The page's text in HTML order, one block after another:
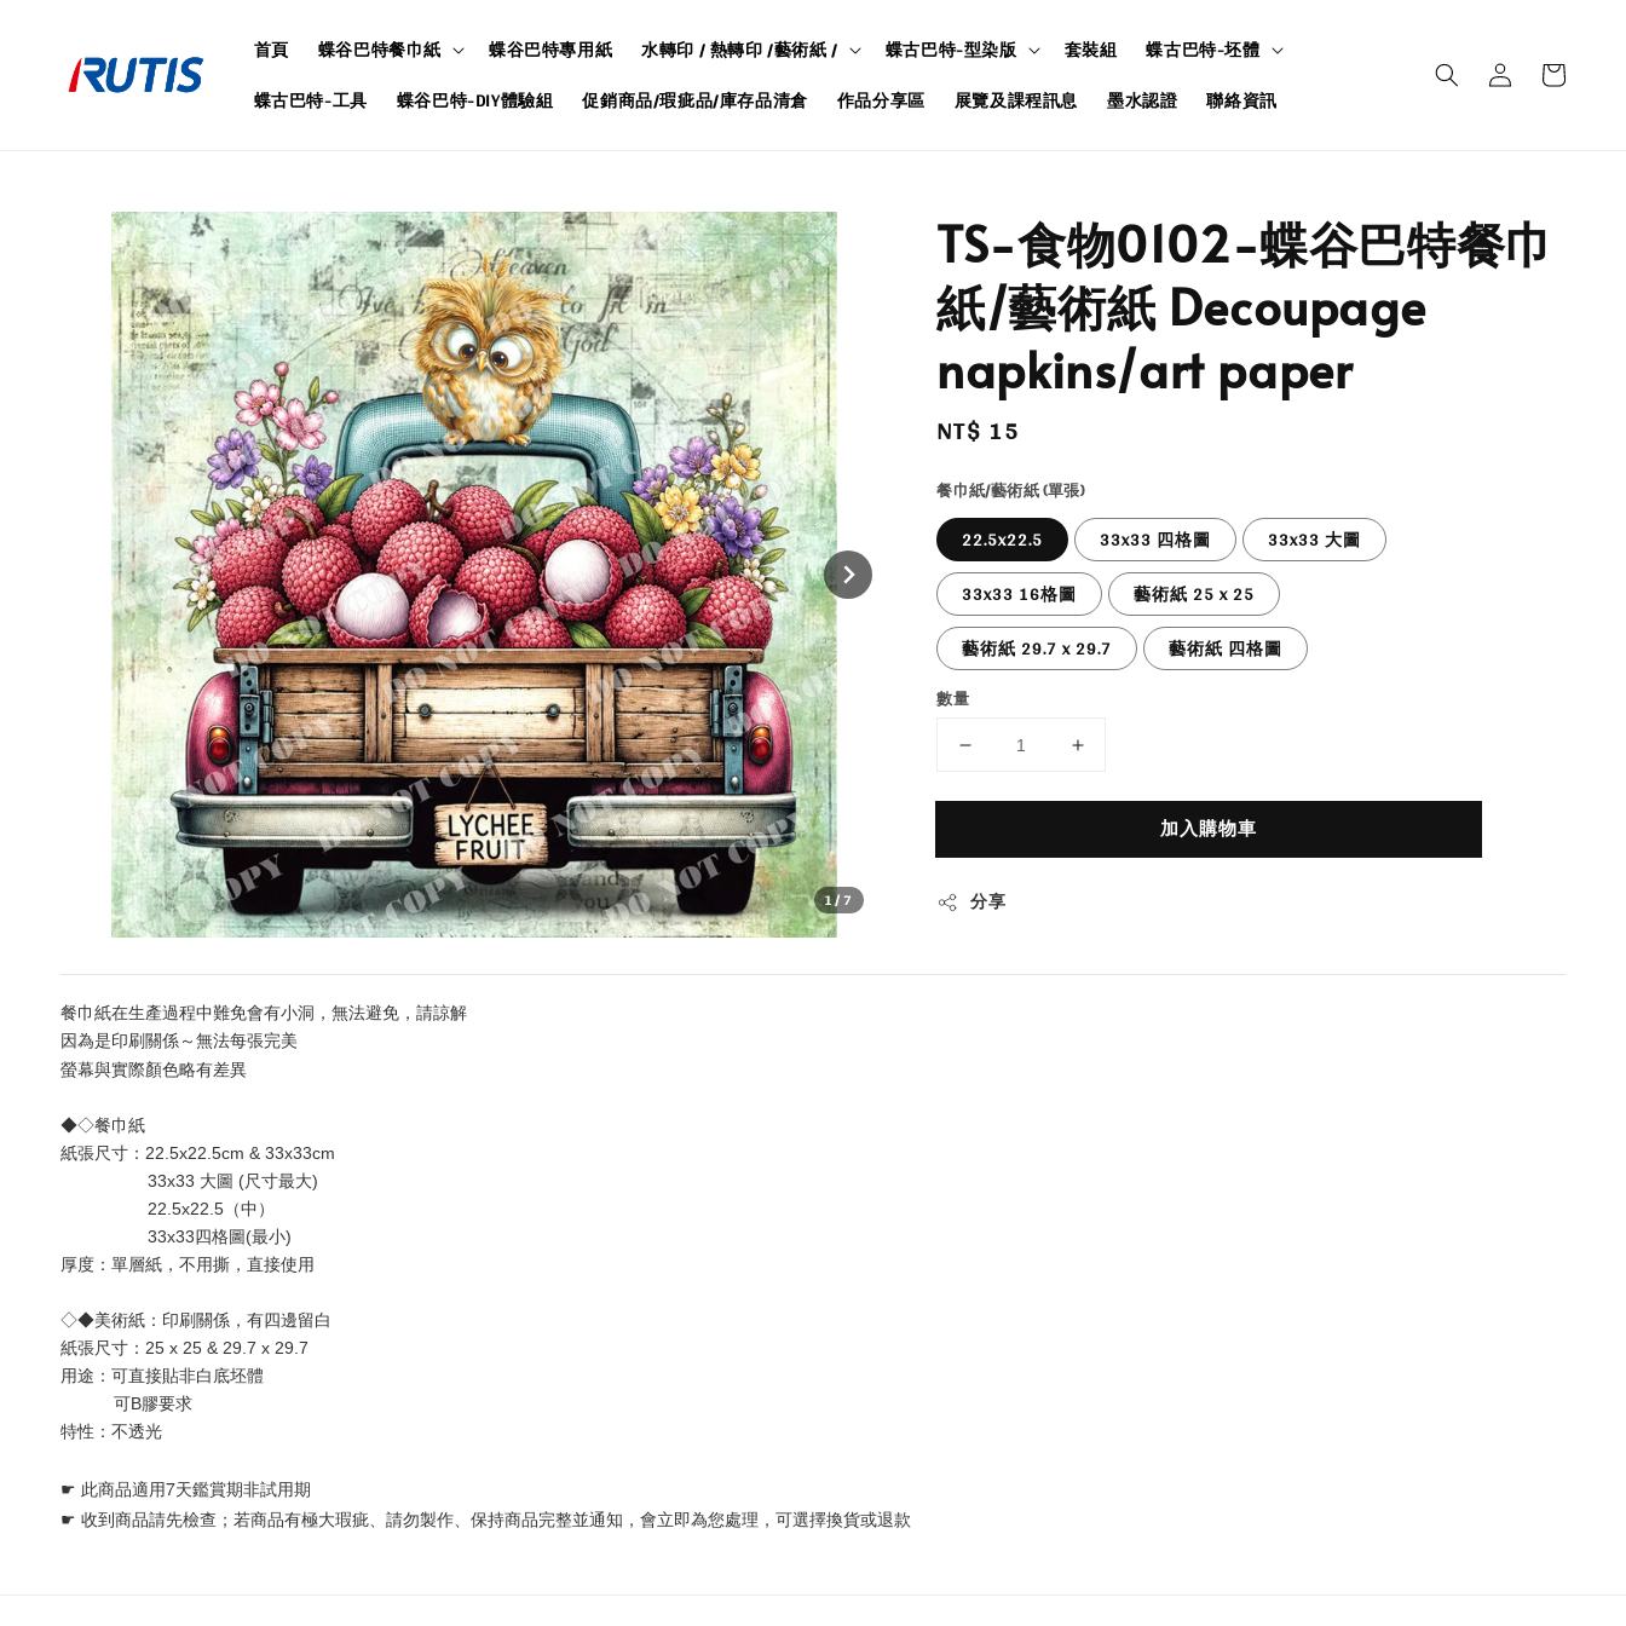
首頁 蝶谷巴特餐巾紙 蝶谷巴特專用紙 水轉印 / 熱轉印 /藝術紙 / 蝶古巴特-型染版 套裝組
蝶古巴特-坯體
蝶古巴特-工具
蝶谷巴特-DIY體驗組 促銷商品/瑕疵品/庫存品清倉 作品分享區 展覽及課程訊息 墨水認證 聯絡資訊
1/7
TS-食物0102-蝶谷巴特餐巾
紙/藝術紙 Decoupage
napkins/art paper
Regular
NT$ 15
餐巾紙/藝術紙 (單張)
22.5x22.5 33x33 四格圖
33x33 大圖
33x33 16格圖
藝術紙 25 x 25
藝術紙 29.7 x 29.7
藝術紙 四格圖
數量
加入購物車
分享
餐巾紙在生產過程中難免會有小洞，無法避免，請諒解
因為是印刷關係～無法每張完美
螢幕與實際顏色略有差異
◆◇餐巾紙
紙張尺寸：22.5x22.5cm & 33x33cm
                  33x33 大圖 (尺寸最大)
22.5x22.5（中）
33x33四格圖(最小)
厚度：單層紙 ，不用撕，直接使用
◇◆美術紙：印刷關係，有四邊留白
紙張尺寸：25 x 25 & 29.7 x 29.7
用途：可直接貼非白底坯體
可B膠要求
特性：不透光
☛ 此商品適用7天鑑賞期非試用期
☛ 收到商品請先檢查；若商品有極大瑕疵、請勿製作、保持商品完整並通知，會立即為您處理，可選擇換貨或退款